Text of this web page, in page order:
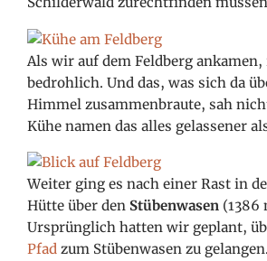
Als wir auf dem Feldberg ankamen,
bedrohlich. Und das, was sich da
Himmel zusammenbraute, sah
Kühe namen das alles gelassener
Weiter ging es nach einer Rast in
Hütte über den Stübenwasen (1386
Ursprünglich hatten wir geplant,
Pfad zum Stübenwasen zu